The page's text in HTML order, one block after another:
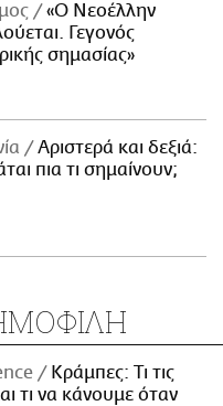
«Ο Νεοέλλην
Γεγονός
σημασίας»
Αριστερά και δεξιά:
πια τι σημαίνουν;
Κράμπες: Τι τις
τι να κάνουμε όταν